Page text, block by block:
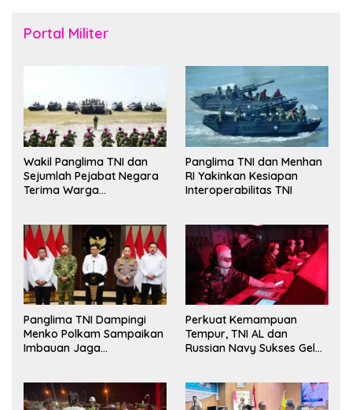
Portal Militer
Wakil Panglima TNI dan
Sejumlah Pejabat Negara
Terima Warga
Panglima TNI dan Menhan
RI Yakinkan Kesiapan
Interoperabilitas TNI
Panglima TNI Dampingi
Menko Polkam Sampaikan
Imbauan Jaga
Perkuat Kemampuan
Tempur, TNI AL dan
Russian Navy Sukses Gelar